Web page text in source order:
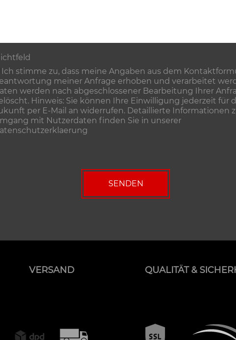
Ich stimme zu, dass meine Angaben aus dem
meiner Anfrage erhoben und verarbeitet
werden nach abgeschlossener Bearbeitung Ihrer
Hinweis: Sie können Ihre Einwilligung jederzeit für
per E-Mail an widerrufen. Detaillierte Informationen
mit Nutzerdaten finden Sie in unserer
VERSAND QUALITÄT &